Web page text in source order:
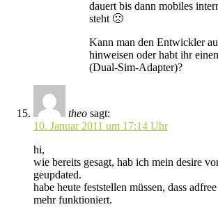
dauert bis dann mobiles
steht 🙁
Kann man den Entwickler
hinweisen oder habt ihr
(Dual-Sim-Adapter)?
theo sagt:
10. Januar 2011 um 17:14 Uhr
hi,
wie bereits gesagt, hab ich mein desire
geupdated.
habe heute feststellen müssen, dass
mehr funktioniert.